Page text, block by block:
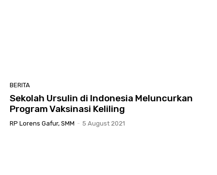
BERITA
Sekolah Ursulin di Indonesia Meluncurkan
Program Vaksinasi Keliling
RP Lorens Gafur, SMM - 5 August 2021